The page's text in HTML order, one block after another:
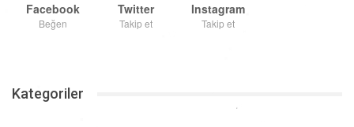
Facebook
Beğen
Twitter
Takip et
Instagram
Takip et
Kategoriler